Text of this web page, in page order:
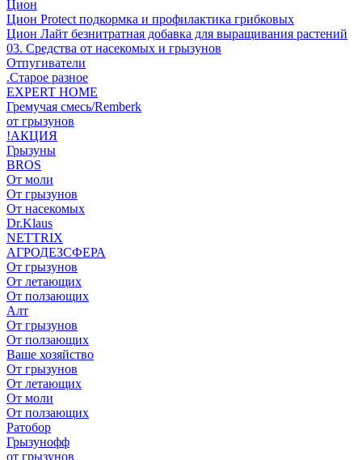
Цион
Цион Protect подкормка и профилактика грибковых
Цион Лайт безнитратная добавка для выращивания растений
03. Средства от насекомых и грызунов
Отпугиватели
.Старое разное
EXPERT HOME
Гремучая смесь/Remberk
от грызунов
!АКЦИЯ
Грызуны
BROS
От моли
От грызунов
От насекомых
Dr.Klaus
NETTRIX
АГРОДЕЗСФЕРА
От грызунов
От летающих
От ползающих
Алт
От грызунов
От ползающих
Ваше хозяйство
От грызунов
От летающих
От моли
От ползающих
Ратобор
Грызунофф
от грызунов